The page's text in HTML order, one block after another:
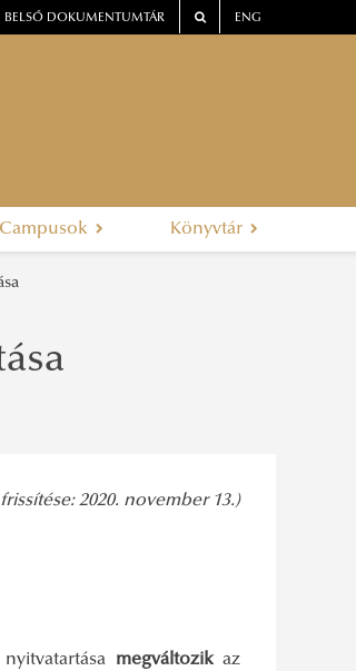
BELSŐ DOKUMENTUMTÁR ENG
Campusok Könyvtár
2020. november 13.)
megváltozik az